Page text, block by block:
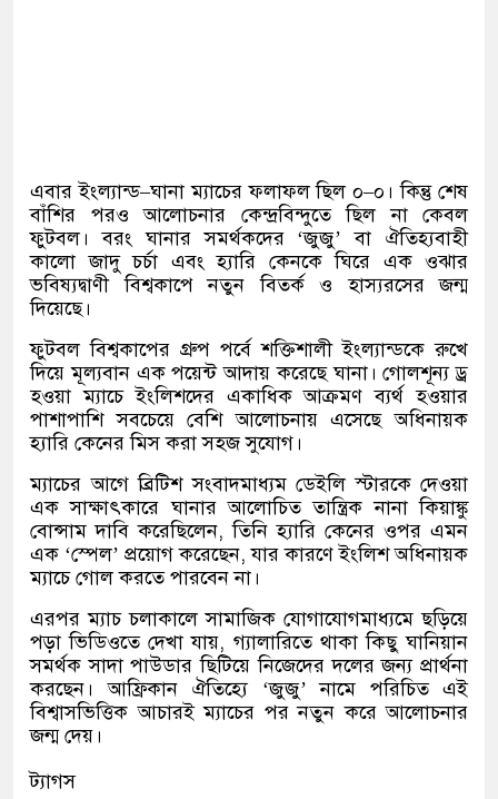
এবার ইংল্যান্ড–ঘানা ম্যাচের ফলাফল ছিল ০–০। কিন্তু শেষ
বাঁশির পরও আলোচনার কেন্দ্রবিন্দুতে ছিল না কেবল
ফুটবল। বরং ঘানার সমর্থকদের‘জুজু’বা ঐতিহ্যবাহী
কালো জাদু চর্চা এবং হ্যারি কেনকে ঘিরে এক ওঝার
ভবিষ্যদ্বাণী বিশ্বকাপে নতুন বিতর্ক ও হাস্যরসের জন্ম
দিয়েছে।
ফুটবল বিশ্বকাপের গ্রুপ পর্বে শক্তিশালী ইংল্যান্ডকে রুখে
দিয়ে মূল্যবান এক পয়েন্ট আদায় করেছে ঘানা। গোলশূন্য ড্র
হওয়া ম্যাচে ইংলিশদের একাধিক আক্রমণ ব্যর্থ হওয়ার
পাশাপাশি সবচেয়ে বেশি আলোচনায় এসেছে অধিনায়ক
হ্যারি কেনের মিস করা সহজ সুযোগ।
ম্যাচের আগে ব্রিটিশ সংবাদমাধ্যম ডেইলি স্টারকে দেওয়া
এক সাক্ষাৎকারে ঘানার আলোচিত তান্ত্রিক নানা কিয়াঙ্কু
বোন্সাম দাবি করেছিলেন,তিনি হ্যারি কেনের ওপর এমন
এক ‘স্পেল’ প্রয়োগ করেছেন,যার কারণে ইংলিশ অধিনায়ক
ম্যাচে গোল করতে পারবেন না।
এরপর ম্যাচ চলাকালে সামাজিক যোগাযোগমাধ্যমে ছড়িয়ে
পড়া ভিডিওতে দেখা যায়, গ্যালারিতে থাকা কিছু ঘানিয়ান
সমর্থক সাদা পাউডার ছিটিয়ে নিজেদের দলের জন্য প্রার্থনা
করছেন। আফ্রিকান ঐতিহ্যে ‘জুজু’নামে পরিচিত এই
বিশ্বাসভিত্তিক আচারই ম্যাচের পর নতুন করে আলোচনার
জন্ম দেয়।
ট্যাগস